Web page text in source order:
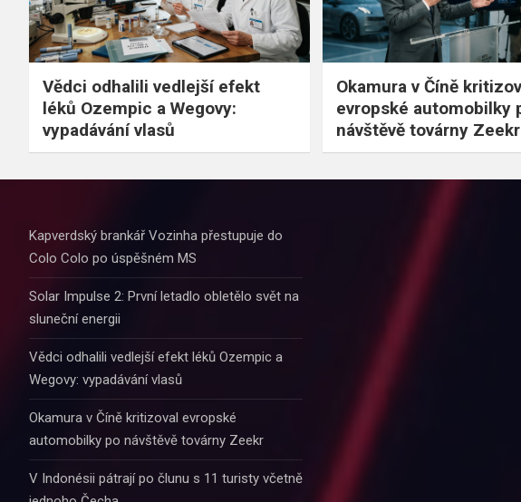
Vědci odhalili vedlejší efekt
léků Ozempic a Wegovy:
vypadávání vlasů
Okamura v Číně
evropské automobilky
návštěvě továrny Zeekr
Kapverdský brankář Vozinha přestupuje do
Colo Colo po úspěšném MS
Solar Impulse 2: První letadlo obletělo svět na
sluneční energii
Vědci odhalili vedlejší efekt léků Ozempic a
Wegovy: vypadávání vlasů
Okamura v Číně kritizoval evropské
automobilky po návštěvě továrny Zeekr
V Indonésii pátrají po člunu s 11 turisty včetně